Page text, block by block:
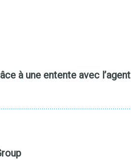
à une entente avec l’agent